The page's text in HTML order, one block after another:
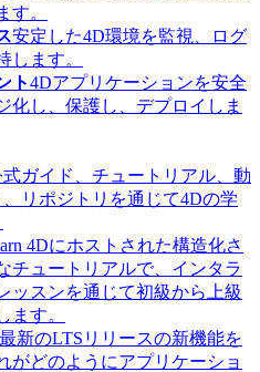
す。
安定した4D環境を監視、ログ
します。
ト4Dアプリケーションを安全
化し、保護し、デプロイしま
式ガイド、チュートリアル、動
リポジトリを通じて4Dの学
4Dにホストされた構造化さ
チュートリアルで、インタラ
ッスンを通じて初級から上級
ます。
最新のLTSリリースの新機能を
がどのようにアプリケーショ